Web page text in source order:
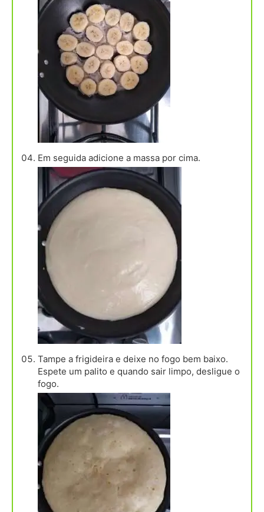
Em seguida adicione a massa por cima.
Tampe a frigideira e deixe no fogo bem baixo.
Espete um palito e quando sair limpo, desligue o
fogo.